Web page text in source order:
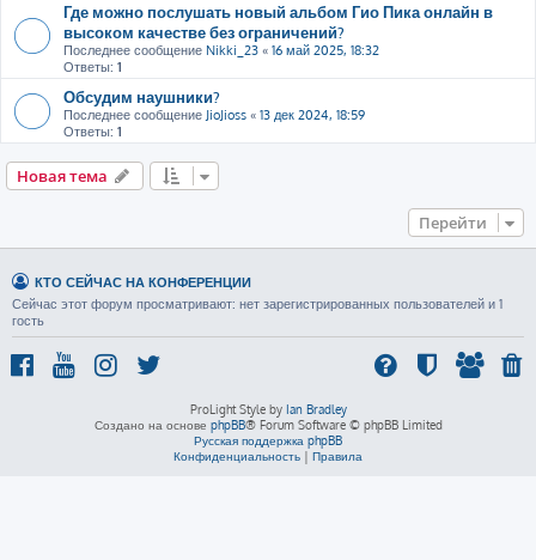
Где можно послушать новый альбом Гио Пика онлайн в
высоком качестве без ограничений?
Последнее сообщение Nikki_23 « 16 май 2025, 18:32
Ответы: 1
Обсудим наушники?
Последнее сообщение JioJioss « 13 дек 2024, 18:59
Ответы: 1
Новая тема
Перейти
КТО СЕЙЧАС НА КОНФЕРЕНЦИИ
Сейчас этот форум просматривают: нет зарегистрированных пользователей и 1
гость
ProLight Style by Ian Bradley
Создано на основе phpBB® Forum Software © phpBB Limited
Русская поддержка phpBB
Конфиденциальность | Правила